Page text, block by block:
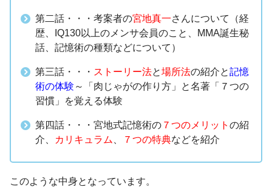
第二話・・・考案者の宮地真一さんについて（経
歴、IQ130以上のメンサ会員のこと、MMA誕生秘
話、記憶術の種類などについて）
第三話・・・ ストーリー法と場所法の紹介と記憶
術の体験 ～「肉じゃがの作り方」と名著「７つの
習慣」を覚える体験
第四話・・・宮地式記憶術の ７つのメリット の紹
介、
カリキュラム ７つの特典などを紹介
このような中身となっています。